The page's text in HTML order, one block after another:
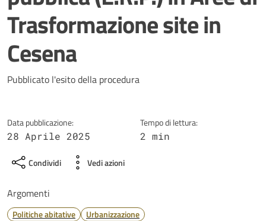
Trasformazione site in
Cesena
Dettagli della notizia
Pubblicato l'esito della procedura
Data pubblicazione:
28 Aprile 2025
Tempo di lettura:
2 min
Condividi Vedi azioni
Argomenti
Politiche abitative Urbanizzazione